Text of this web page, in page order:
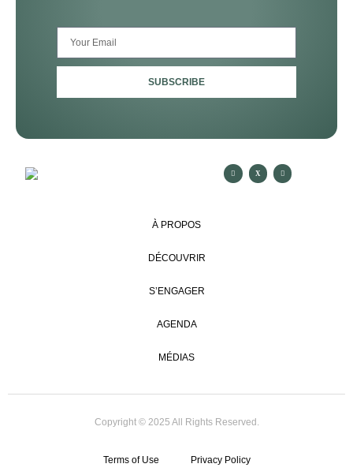
SUBSCRIBE
À PROPOS
DÉCOUVRIR
S’ENGAGER
AGENDA
MÉDIAS
Copyright © 2025 All Rights Reserved.
Terms of Use Privacy Policy